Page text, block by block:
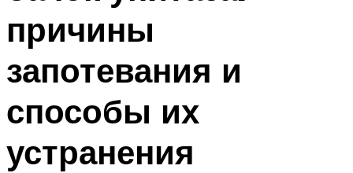
причины
запотевания и
способы их
устранения